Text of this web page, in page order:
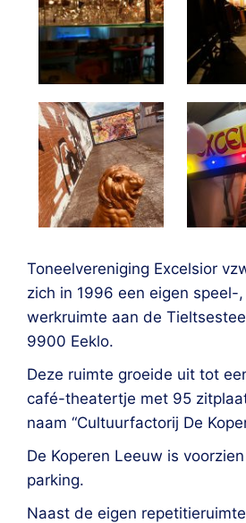
Toneelvereniging Excelsior
zich in 1996 een eigen speel-
werkruimte aan de
9900 Eeklo.
Deze ruimte groeide uit tot
café-theatertje met 95
naam “Cultuurfactorij De
De Koperen Leeuw is
parking.
Naast de eigen